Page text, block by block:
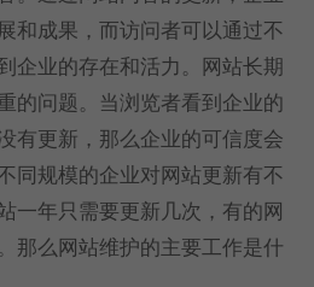
和成果，而访问者可以通过不
企业的存在和活力。网站长期
的问题。当浏览者看到企业的
有更新，那么企业的可信度会
同规模的企业对网站更新有不
一年只需要更新几次，有的网
那么网站维护的主要工作是什